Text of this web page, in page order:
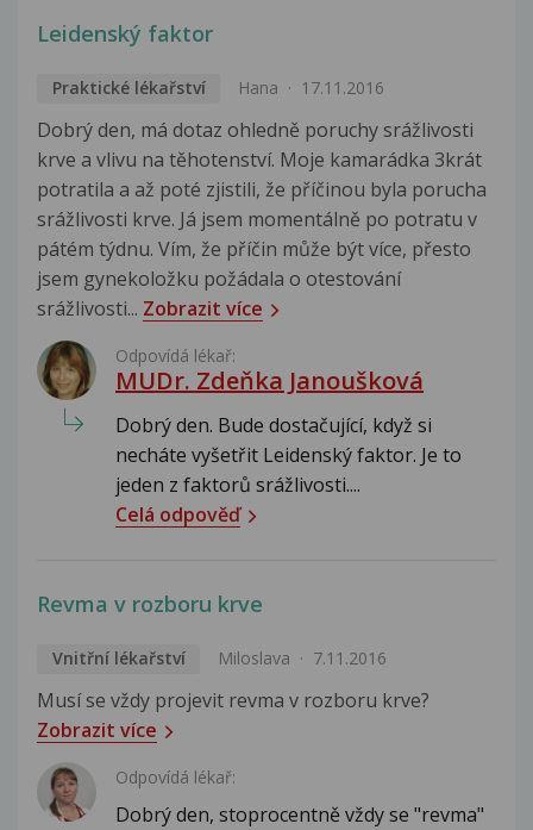
Leidenský faktor
Praktické lékařství Hana 17.11.2016
Dobrý den, má dotaz ohledně poruchy srážlivosti
krve a vlivu na těhotenství. Moje kamarádka 3krát
potratila a až poté zjistili, že příčinou byla porucha
srážlivosti krve. Já jsem momentálně po potratu v
pátém týdnu. Vím, že příčin může být více, přesto
jsem gynekoložku požádala o otestování
srážlivosti... Zobrazit více
Odpovídá lékař:
MUDr. Zdeňka Janoušková
Dobrý den. Bude dostačující, když si
necháte vyšetřit Leidenský faktor. Je to
jeden z faktorů srážlivosti....
Celá odpověď
Revma v rozboru krve
Vnitřní lékařství Miloslava 7.11.2016
Musí se vždy projevit revma v rozboru krve?
Zobrazit více
Odpovídá lékař:
Dobrý den, stoprocentně vždy se "revma"